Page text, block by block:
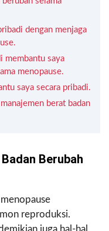
dengan menjaga
membantu saya
menopause.
saya secara pribadi.
berat badan
Berubah
reproduksi.